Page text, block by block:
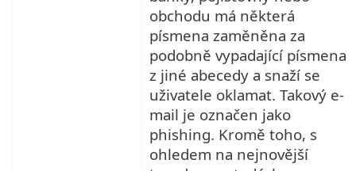
obchodu má některá
písmena zaměněna za
podobně vypadající písmena
z jiné abecedy a snaží se
uživatele oklamat. Takový e-
mail je označen jako
phishing. Kromě toho, s
ohledem na nejnovější